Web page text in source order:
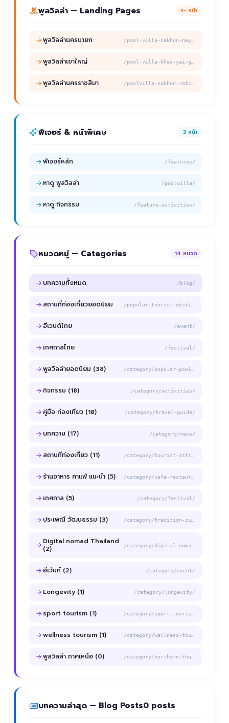
พูลวิลล่า — Landing Pages 3+ หน้า
พูลวิลล่านครนายก
พูลวิลล่าเขาใหญ่
พูลวิลล่านครราชสีมา
ฟีเจอร์ & หน้าพิเศษ 3 หน้า
ฟีเจอร์หลัก /features/
หาดู พูลวิลล่า /poolvilla/
หาดู กิจกรรม /feature-activities/
หมวดหมู่ — Categories 14 หมวด
บทความทั้งหมด /blog/
สถานที่ท่องเที่ยวยอดนิยม
อีเวนต์ไทย /event/
เทศกาลไทย /festival/
พูลวิลล่ายอดนิยม (38)
กิจกรรม (18) /category/activities/
คู่มือ ท่องเที่ยว (18) /category/travel-guide/
บทความ (17) /category/news/
สถานที่ท่องเที่ยว (11)
ร้านอาหาร คาแฟ่ แนะนำ (5)
เทศกาล (5) /category/festival/
ประเพณี วัฒนธรรม (3)
Digital nomad Thailand
(2)
อีเว้นท์ (2) /category/event/
Longevity (1) /category/longevity/
sport tourism (1)
wellness tourism (1)
พูลวิลล่า ภาคเหนือ (0)
บทความล่าสุด — Blog Posts0 posts